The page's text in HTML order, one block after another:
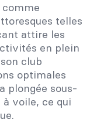
comme
telles
attire les
en plein
club
optimales
plongée sous-
voile, ce qui